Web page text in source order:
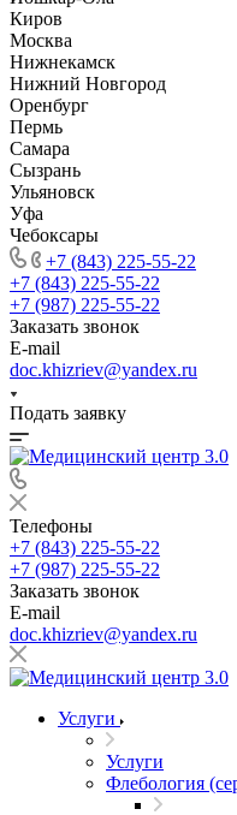
Киров
Москва
Нижнекамск
Нижний Новгород
Оренбург
Пермь
Самара
Сызрань
Ульяновск
Уфа
Чебоксары
+7 (843) 225-55-22
+7 (843) 225-55-22
+7 (987) 225-55-22
Заказать звонок
E-mail
doc.khizriev@yandex.ru
Подать заявку
Телефоны
+7 (843) 225-55-22
+7 (987) 225-55-22
Заказать звонок
E-mail
doc.khizriev@yandex.ru
Услуги
Услуги
Флебология